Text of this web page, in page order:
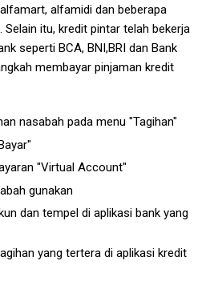
alfamidi dan beberapa
itu, kredit pintar telah bekerja
seperti BCA, BNI,BRI dan Bank
membayar pinjaman kredit
nasabah pada menu "Tagihan"
"Virtual Account"
gunakan
dan tempel di aplikasi bank yang
yang tertera di aplikasi kredit